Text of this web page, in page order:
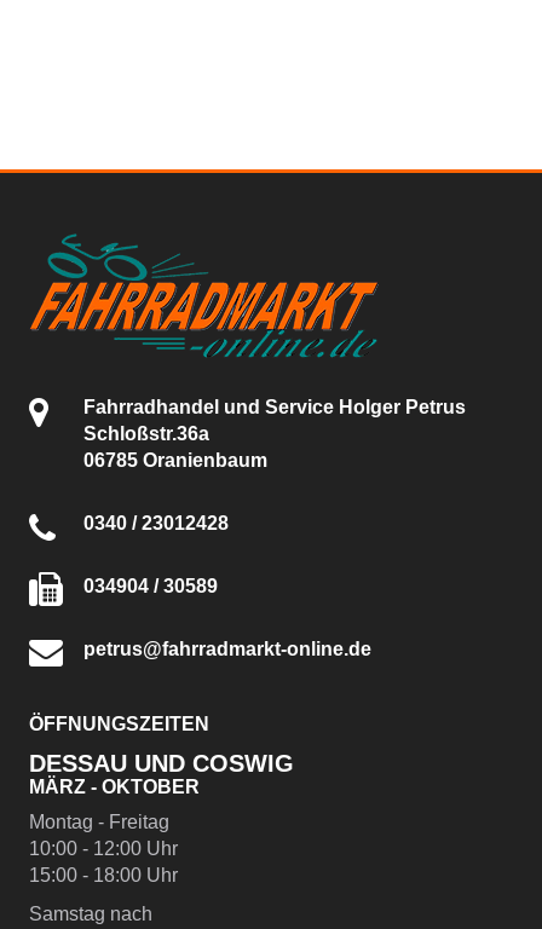
Fahrradhandel und Service Holger Petrus
Schloßstr.36a
06785 Oranienbaum
0340 / 23012428
034904 / 30589
petrus@fahrradmarkt-online.de
ÖFFNUNGSZEITEN
DESSAU UND COSWIG
MÄRZ - OKTOBER
Montag - Freitag
10:00 - 12:00 Uhr
15:00 - 18:00 Uhr
Samstag nach